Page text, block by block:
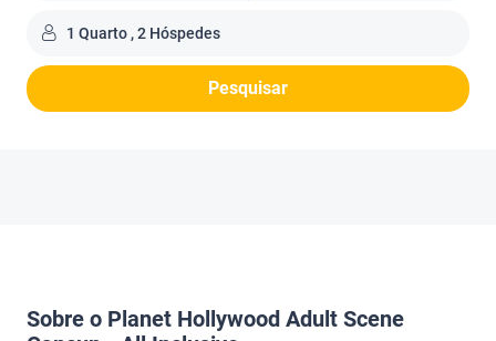
1 Quarto , 2 Hóspedes
Pesquisar
Sobre o Planet Hollywood Adult Scene